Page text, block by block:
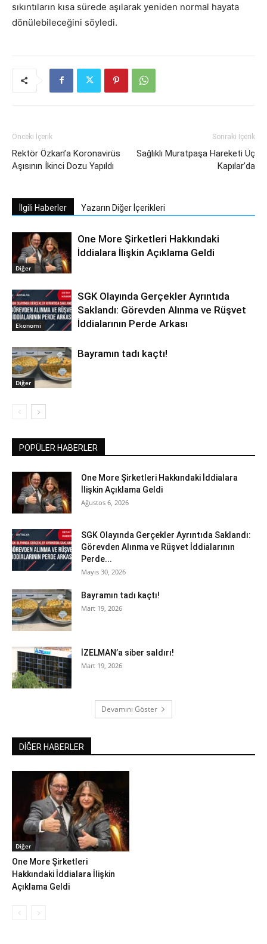
sıkıntıların kısa sürede aşılarak yeniden normal hayata
dönülebileceğini söyledi.
Önceki İçerik
Rektör Özkan’a Koronavirüs
Aşısının İkinci Dozu Yapıldı
Sonraki İçerik
Sağlıklı Muratpaşa Hareketi Üç
Kapılar’da
İlgili Haberler Yazarın Diğer İçerikleri
Diğer
One More Şirketleri Hakkındaki
İddialara İlişkin Açıklama Geldi
Ekonomi
SGK Olayında Gerçekler Ayrıntıda
Saklandı: Görevden Alınma ve Rüşvet
İddialarının Perde Arkası
Diğer
Bayramın tadı kaçtı!
POPÜLER HABERLER
One More Şirketleri Hakkındaki İddialara
İlişkin Açıklama Geldi
Ağustos 6, 2026
SGK Olayında Gerçekler Ayrıntıda Saklandı:
Görevden Alınma ve Rüşvet İddialarının
Perde...
Mayıs 30, 2026
Bayramın tadı kaçtı!
Mart 19, 2026
İZELMAN’a siber saldırı!
Mart 19, 2026
Devamını Göster
DİĞER HABERLER
Diğer
One More Şirketleri
Hakkındaki İddialara İlişkin
Açıklama Geldi